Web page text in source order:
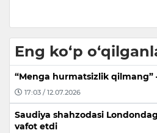
Eng ko‘p
“Menga hurmatsizlik qilmang”
17:03 / 12.07.2026
Saudiya shahzodasi
vafot etdi